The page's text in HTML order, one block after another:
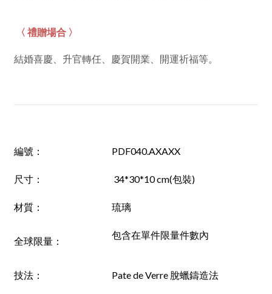
〈 禮贈場合 〉
結婚喜慶、升官轉任、慶賀開業、開運祈福等。
編號 ： PDF040.AXAXX
尺寸： 34*30*10 cm(包裝)
材質： 琉璃
全球限量：
包含在單件限量件數內
技法： Pate de Verre 脫蠟鑄造法